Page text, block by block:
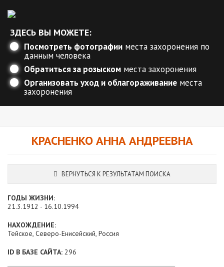
ЗДЕСЬ ВЫ МОЖЕТЕ:
Посмотреть фотографии места захоронения по
данным человека
Обратиться за розыском места захоронения
Организовать уход и облагораживание места
захоронения
КРАСНЕНКО АННА АНДРЕЕВНА
ВЕРНУТЬСЯ К РЕЗУЛЬТАТАМ ПОИСКА
ГОДЫ ЖИЗНИ:
21.3.1912 - 16.10.1994
НАХОЖДЕНИЕ:
Тейское, Северо-Енисейский, Россия
ID В БАЗЕ САЙТА: 296